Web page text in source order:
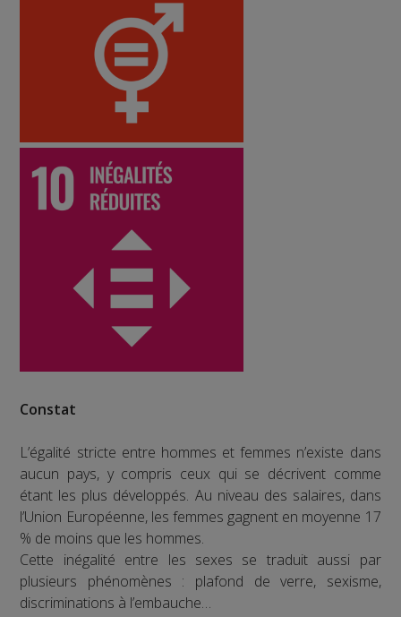
Constat
L’égalité stricte entre hommes et femmes n’existe dans
aucun pays, y compris ceux qui se décrivent comme
étant les plus développés. Au niveau des salaires, dans
l’Union Européenne, les femmes gagnent en moyenne 17
% de moins que les hommes.
Cette inégalité entre les sexes se traduit aussi par
plusieurs phénomènes : plafond de verre, sexisme,
discriminations à l’embauche…